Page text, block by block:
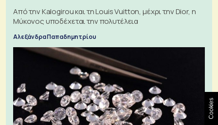
Από την Kalogirou και τη Louis Vuitton, μέχρι την Dior, η
Μύκονος υποδέχεται την πολυτέλεια
Αλεξάνδρα Παπαδημητρίου
Cookies